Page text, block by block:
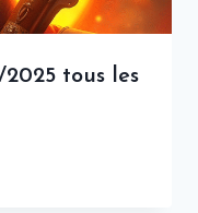
2025 tous les